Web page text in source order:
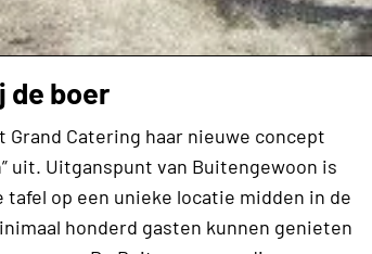
de boer
Grand Catering haar nieuwe concept
uit. Uitganspunt van Buitengewoon is
tafel op een unieke locatie midden in de
honderd gasten kunnen genieten